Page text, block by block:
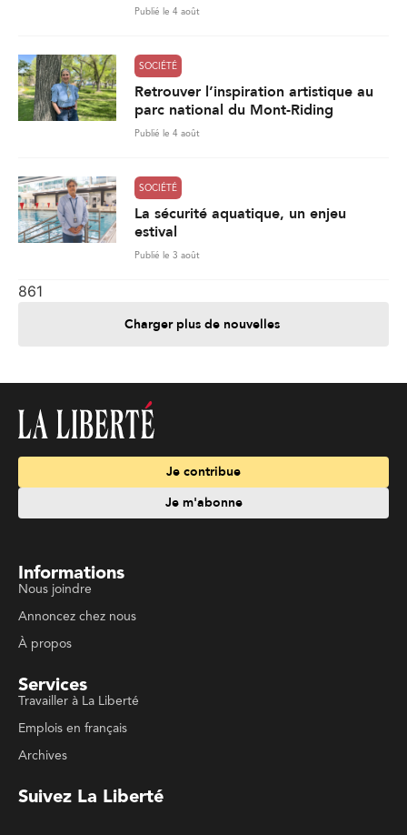
Publié le 4 août
SOCIÉTÉ
Retrouver l’inspiration artistique au
parc national du Mont-Riding
Publié le 4 août
SOCIÉTÉ
La sécurité aquatique, un enjeu
estival
Publié le 3 août
861
Charger plus de nouvelles
Je contribue
Je m'abonne
Informations
Nous joindre
À propos
Services
Emplois en français